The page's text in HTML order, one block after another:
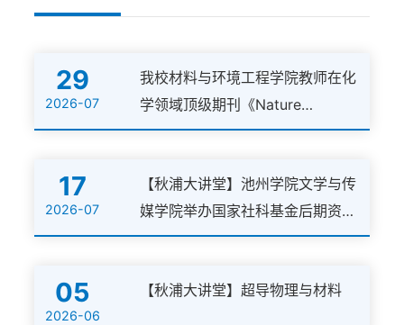
29
2026-07
我校材料与环境工程学院教师在化
学领域顶级期刊《Nature
Communications》发表高水平论
17
2026-07
【秋浦大讲堂】池州学院文学与传
媒学院举办国家社科基金后期资助
暨优博出版项目专题辅导讲座
05
2026-06
【秋浦大讲堂】超导物理与材料